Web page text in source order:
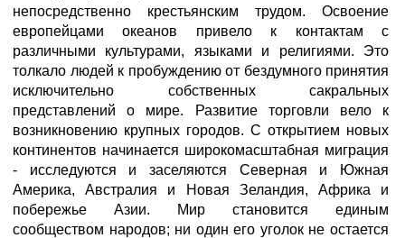
непосредственно крестьянским трудом. Освоение
европейцами океанов привело к контактам с
различными культурами, языками и религиями. Это
толкало людей к пробуждению от бездумного принятия
исключительно собственных сакральных
представлений о мире. Развитие торговли вело к
возникновению крупных городов. С открытием новых
континентов начинается широкомасштабная миграция
- исследуются и заселяются Северная и Южная
Америка, Австралия и Новая Зеландия, Африка и
побережье Азии. Мир становится единым
сообществом народов; ни один его уголок не остается